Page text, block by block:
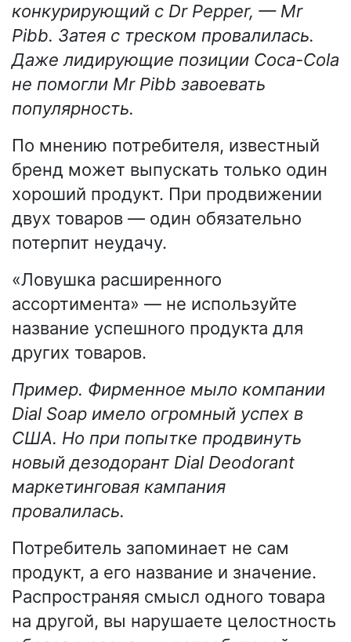
конкурирующий с Dr Pepper, — Mr
Pibb. Затея с треском провалилась.
Даже лидирующие позиции Coca-Cola
не помогли Mr Pibb завоевать
популярность.
По мнению потребителя, известный
бренд может выпускать только один
хороший продукт. При продвижении
двух товаров — один обязательно
потерпит неудачу.
«Ловушка расширенного
ассортимента» — не используйте
название успешного продукта для
других товаров.
Пример. Фирменное мыло компании
Dial Soap имело огромный успех в
США. Но при попытке продвинуть
новый дезодорант Dial Deodorant
маркетинговая кампания
провалилась.
Потребитель запоминает не сам
продукт, а его название и значение.
Распространяя смысл одного товара
на другой, вы нарушаете целостность